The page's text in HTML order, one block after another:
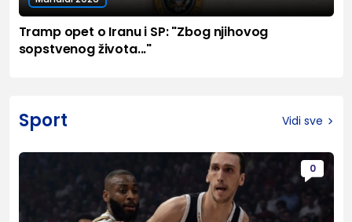
Tramp opet o Iranu i SP: "Zbog njihovog
sopstvenog života..."
Sport Vidi sve
0